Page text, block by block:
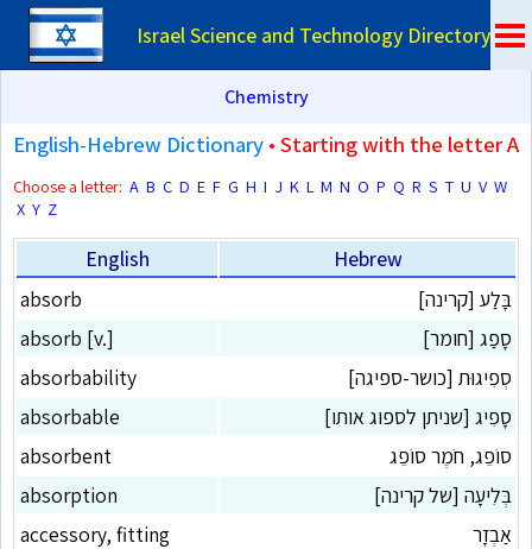
Israel Science and Technology Directory
Chemistry
English-Hebrew Dictionary • Starting with the letter A
Choose a letter: A B C D E F G H I J K L M N O P Q R S T U V W
X Y Z
English
Hebrew
absorb
בָּלַע [קרינה]
absorb [v.]
סָפַג [חומר]
absorbability
סְפִיגוּת [כושר-ספיגה]
absorbable
סָפִיג [שניתן לספוג אותו]
absorbent
סוֹפֵג, חֹמֶר סוֹפֵג
absorption
בְּלִיעָה [של קרינה]
accessory, fitting
אַבְזָר